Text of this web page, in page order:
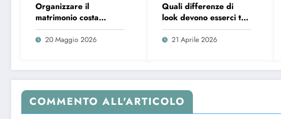
Organizzare il
matrimonio costa
sempre di più, ecco i
dati del 2026
20 Maggio 2026
Quali differenze di
look devono esserci tra
la madre della sposa e
la madre dello sposo?
21 Aprile 2026
COMMENTO ALL'ARTICOLO